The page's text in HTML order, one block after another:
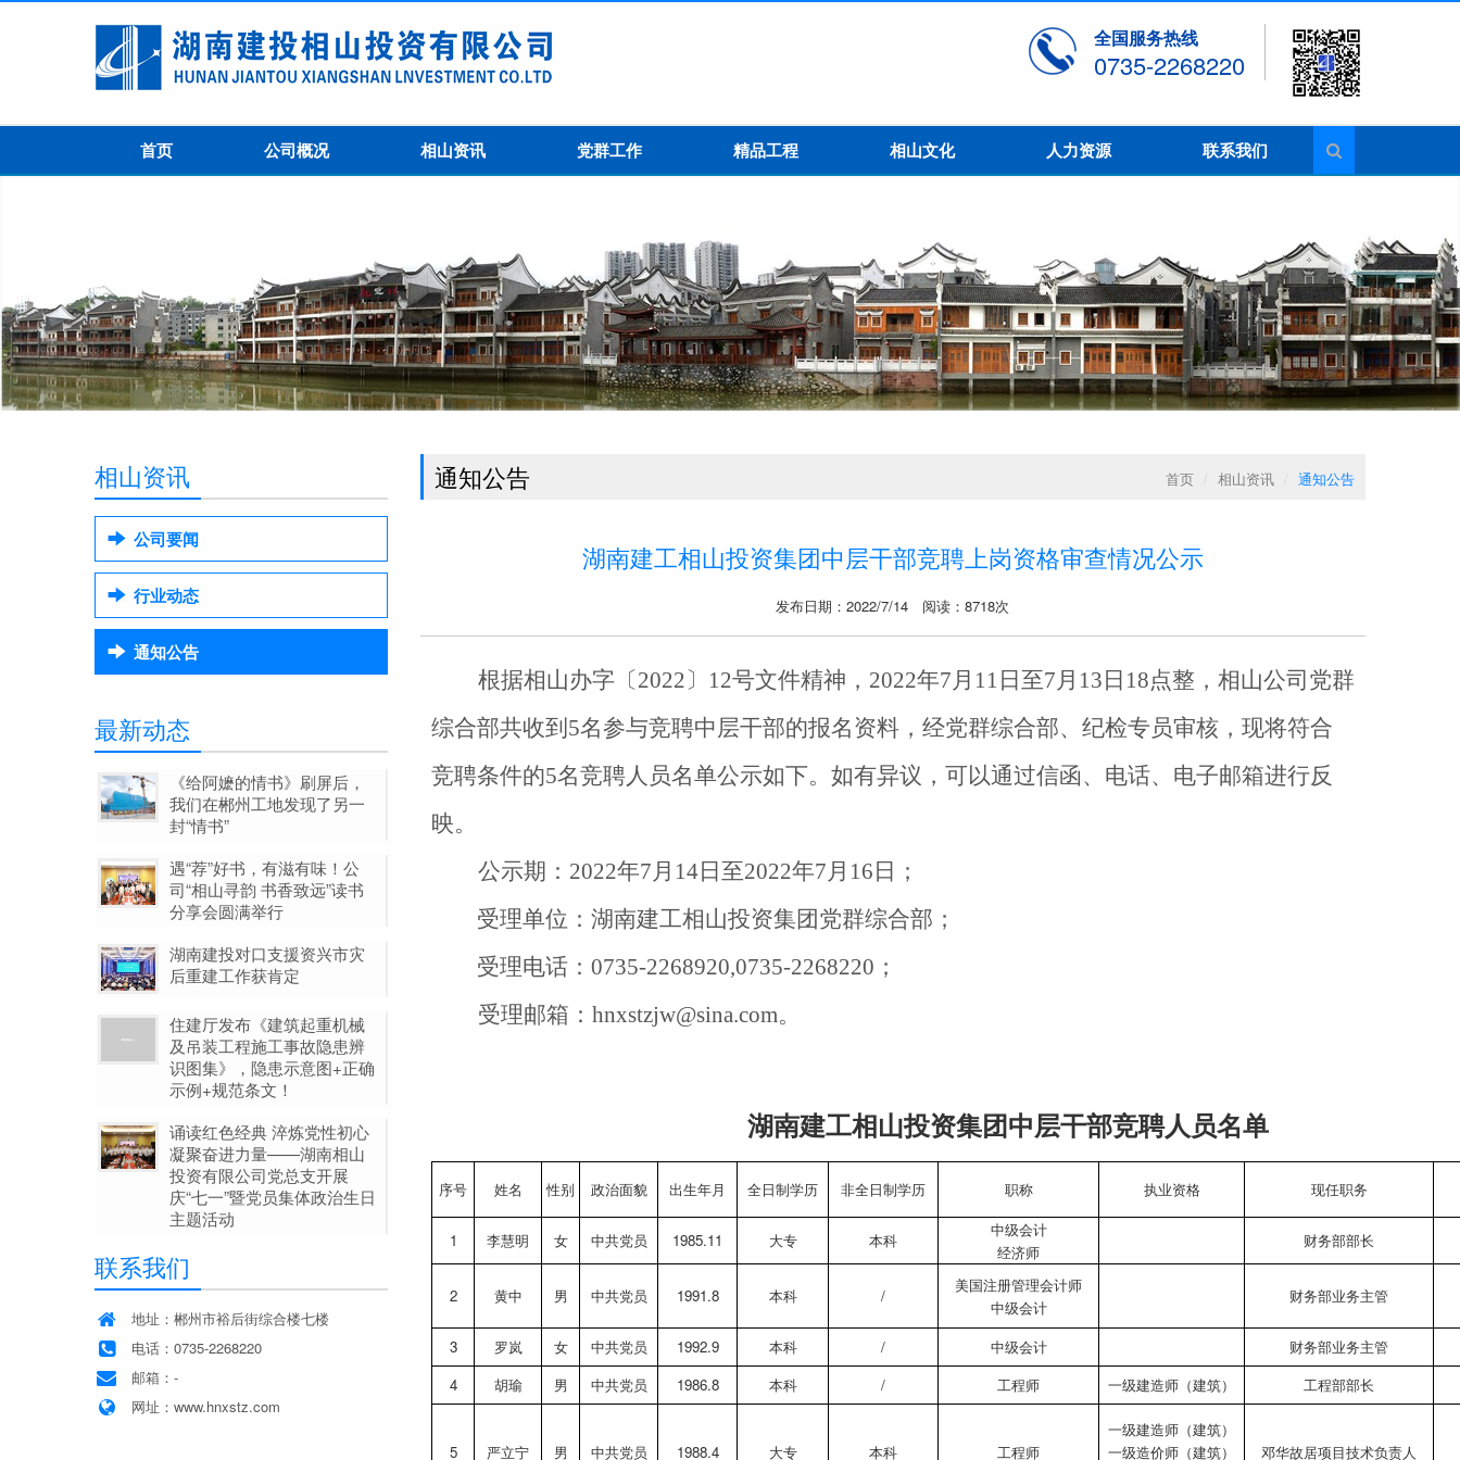
全国服务热线
0735-2268220
首页 公司概况 相山资讯 党群工作 精品工程 相山文化 人力资源 联系我们
相山资讯
公司要闻
行业动态
通知公告
最新动态
《给阿嬷的情书》刷屏后，
我们在郴州工地发现了另一
封“情书”
遇“荐”好书，有滋有味！公
司“相山寻韵 书香致远”读书
分享会圆满举行
湖南建投对口支援资兴市灾
后重建工作获肯定
住建厅发布《建筑起重机械
及吊装工程施工事故隐患辨
识图集》，隐患示意图+正确
示例+规范条文！
诵读红色经典 淬炼党性初心
凝聚奋进力量——湖南相山
投资有限公司党总支开展
庆“七一”暨党员集体政治生日
主题活动
联系我们
地址：郴州市裕后街综合楼七楼
电话：0735-2268220
邮箱：-
网址：www.hnxstz.com
首页 / 相山资讯 / 通知公告
通知公告
湖南建工相山投资集团中层干部竞聘上岗资格审查情况公示
发布日期：2022/7/14 阅读：8718次
根据相山办字〔2022〕 12号文件精神， 2022年7月 11 日至7月 13 日 18点整，相山公司 党群
综合部共收到 5名参与竞聘中层干部的报名资料，经党群综合部、纪检专员审核，现将符合
竞聘条件的5名竞聘人员名单公示如下。如有异议，可以通过信函、电话、电子邮箱进行反
映。
公示期： 2022年7月14日至2022年7月16日；
受理单位：湖南建工相山投资集团 党群综合部；
受理电话： 0735-2268920,0735-2268220 ；
受理邮箱： hnxstzjw@sina.com。
湖南建工相山投资集团中层干部竞聘人员名单
序号 姓名 性别 政治面貌 出生年月 全日制学历 非全日制学历 职称 执业资格 现任职务
1 李慧明 女 中共党员 1985.11 大专 本科
中级会计
经济师
财务部部长
2 黄中 男 中共党员 1991.8 本科 /
美国注册管理会计师
中级会计
财务部业务主管
3 罗岚 女 中共党员 1992.9 本科 / 中级会计
财务部业务主管
4
胡瑜 男 中共党员 1986.8 本科 / 工程师 一级建造师（建筑） 工程部部长
5 严立宁 男 中共党员 1988.4 大专 本科 工程师
一级建造师（建筑）
一级造价师（建筑）
邓华故居项目技术负责人